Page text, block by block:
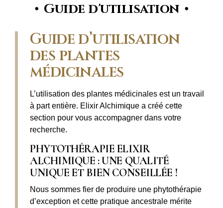
Guide d'utilisation
Guide d’utilisation
des plantes
médicinales
L’utilisation des plantes médicinales est un travail
à part entière. Elixir Alchimique a créé cette
section pour vous accompagner dans votre
recherche.
PHYTOTHÉRAPIE ELIXIR
ALCHIMIQUE : UNE QUALITÉ
UNIQUE ET BIEN CONSEILLÉE !
Nous sommes fier de produire une phytothérapie
d’exception et cette pratique ancestrale mérite